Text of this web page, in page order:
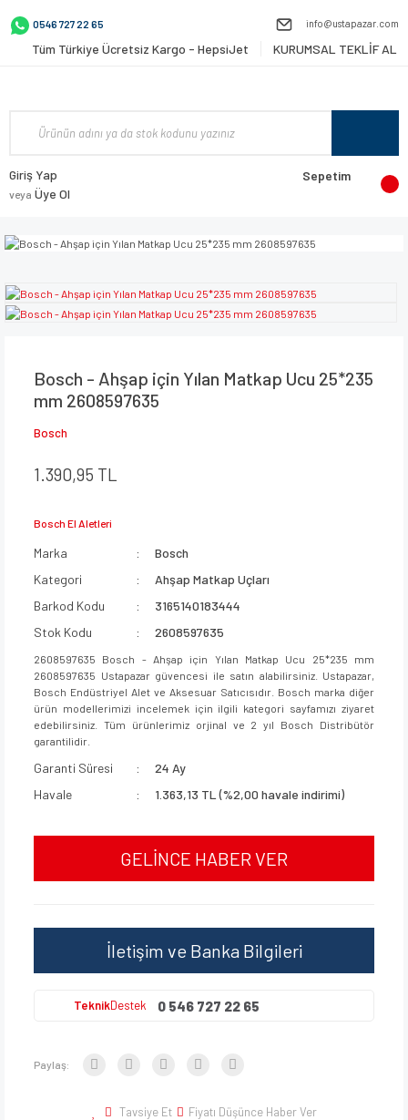
0546 727 22 65 info@ustapazar.com
Tüm Türkiye Ücretsiz Kargo - HepsiJet KURUMSAL TEKLİF AL
Giriş Yap
veya Üye Ol
Sepetim
Bosch - Ahşap için Yılan Matkap Ucu 25*235
mm 2608597635
Bosch
1.390,95 TL
Bosch El Aletleri
Marka
Bosch
Kategori
Ahşap Matkap Uçları
Barkod Kodu
3165140183444
Stok Kodu
2608597635
2608597635 Bosch - Ahşap için Yılan Matkap Ucu 25*235 mm
2608597635 Ustapazar güvencesi ile satın alabilirsiniz. Ustapazar,
Bosch Endüstriyel Alet ve Aksesuar Satıcısıdır. Bosch marka diğer
ürün modellerimizi incelemek için ilgili kategori sayfamızı ziyaret
edebilirsiniz. Tüm ürünlerimiz orjinal ve 2 yıl Bosch Distribütör
garantilidir.
Garanti Süresi
24 Ay
Havale
1.363,13 TL (%2,00 havale indirimi)
GELİNCE HABER VER
İletişim ve Banka Bilgileri
TeknikDestek 0 546 727 22 65
Paylaş:
Tavsiye Et Fiyatı Düşünce Haber Ver